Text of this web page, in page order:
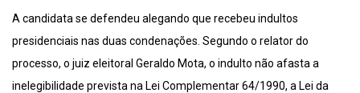
A candidata se defendeu alegando que recebeu indultos
presidenciais nas duas condenações. Segundo o relator do
processo, o juiz eleitoral Geraldo Mota, o indulto não afasta a
inelegibilidade prevista na Lei Complementar 64/1990, a Lei da